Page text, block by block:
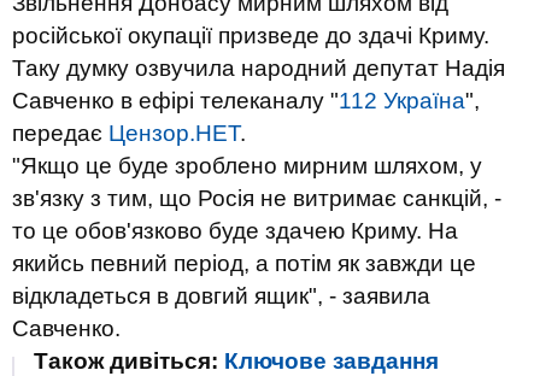
російської окупації призведе до здачі Криму.
Таку думку озвучила народний депутат Надія
Савченко в ефірі телеканалу "112 Україна",
передає Цензор.НЕТ.
"Якщо це буде зроблено мирним шляхом, у
зв'язку з тим, що Росія не витримає санкцій, -
то це обов'язково буде здачею Криму. На
якийсь певний період, а потім як завжди це
відкладеться в довгий ящик", - заявила
Савченко.
Також дивіться: Ключове завдання